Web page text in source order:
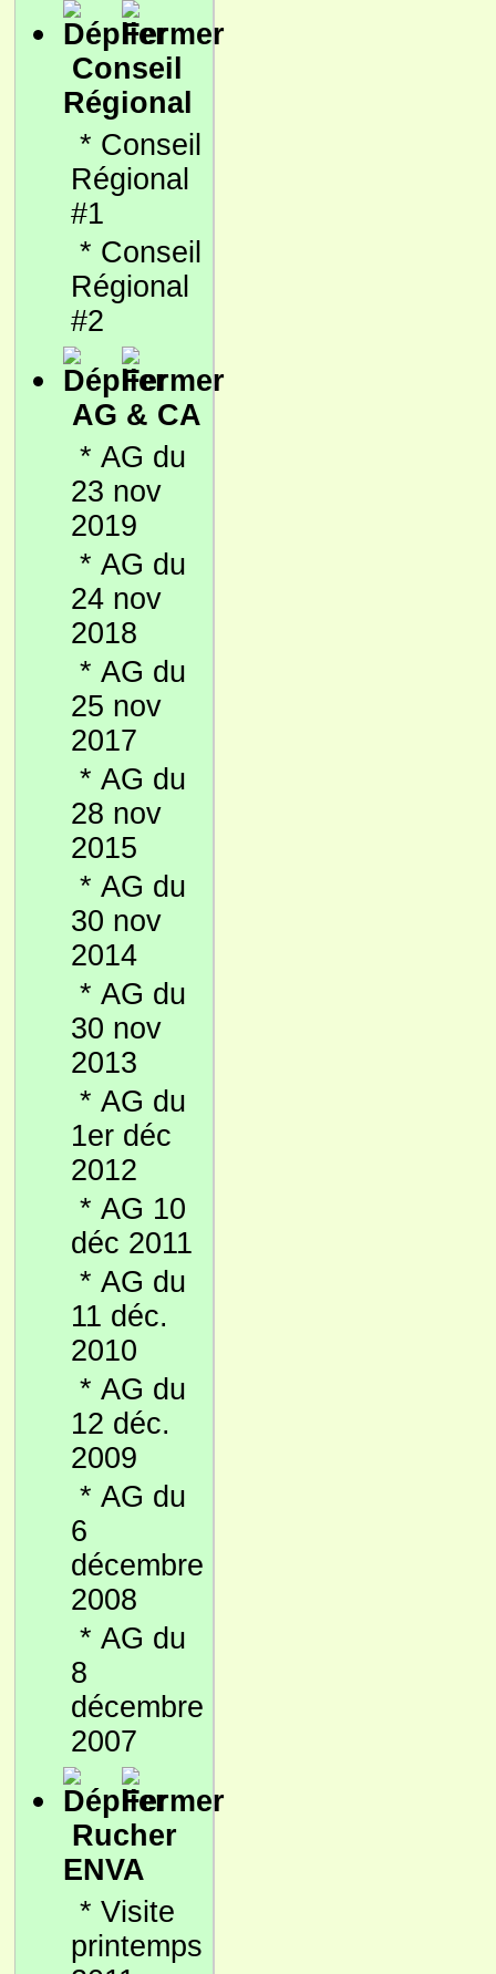
Conseil
Régional
* Conseil
Régional
#1
* Conseil
Régional
#2
AG & CA
* AG du
23 nov
2019
* AG du
24 nov
2018
* AG du
25 nov
2017
* AG du
28 nov
2015
* AG du
30 nov
2014
* AG du
30 nov
2013
* AG du
1er déc
2012
* AG 10
déc 2011
* AG du
11 déc.
2010
* AG du
12 déc.
2009
* AG du
6
décembre
2008
* AG du
8
décembre
2007
Rucher
ENVA
* Visite
printemps